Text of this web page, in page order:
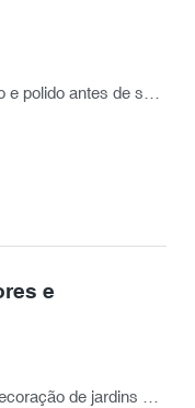
e
de jardins de